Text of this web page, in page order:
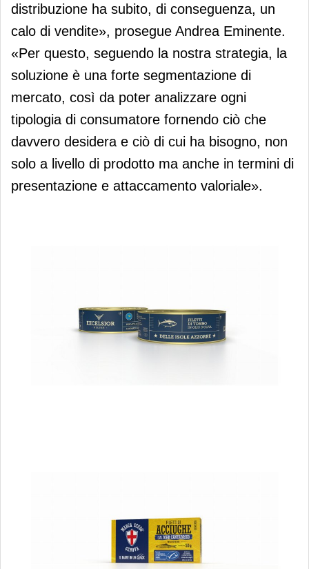
distribuzione ha subito, di conseguenza, un
calo di vendite», prosegue Andrea Eminente.
«Per questo, seguendo la nostra strategia, la
soluzione è una forte segmentazione di
mercato, così da poter analizzare ogni
tipologia di consumatore fornendo ciò che
davvero desidera e ciò di cui ha bisogno, non
solo a livello di prodotto ma anche in termini di
presentazione e attaccamento valoriale».